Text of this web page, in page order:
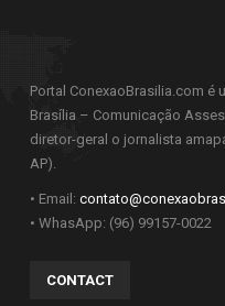
Portal ConexaoBrasilia.com é
Brasília – Comunicação
diretor-geral o jornalista
AP).
• Email:
• WhasApp: (96) 99157-0022
CONTACT